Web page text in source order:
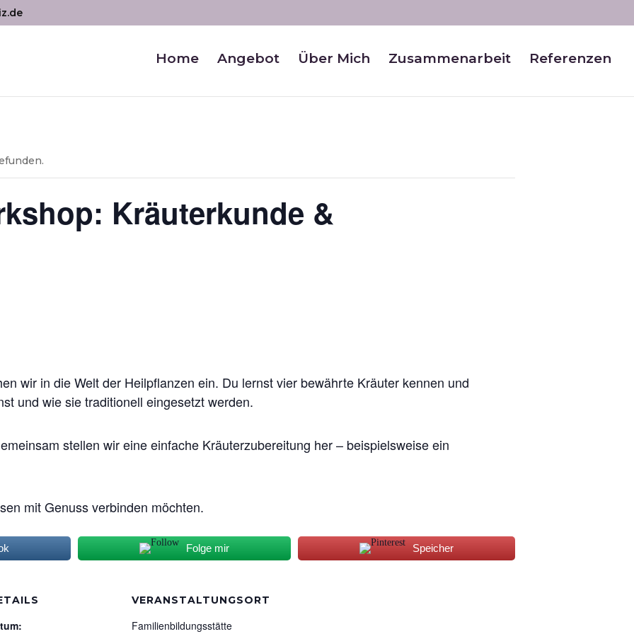
Home Angebot Über Mich Zusammenarbeit Referenzen
Kräuterkunde &
wir in die Welt der Heilpflanzen ein. Du lernst vier bewährte Kräuter kennen und
und wie sie traditionell eingesetzt werden.
stellen wir eine einfache Kräuterzubereitung her – beispielsweise ein
mit Genuss verbinden möchten.
Folge mir Speicher
VERANSTALTUNGSORT
Familienbildungsstätte